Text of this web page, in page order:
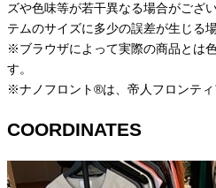
ズや色味等が若干異なる場合がござ
テムのサイズに多少の誤差が生じる
※ブラウザによって実際の商品とは
す。
※ナノフロント®は、帝人フロンティ
COORDINATES